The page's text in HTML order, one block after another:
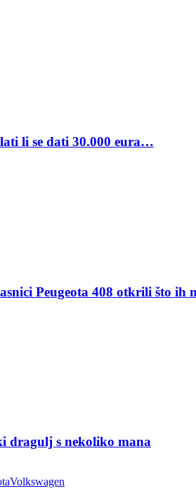
li se dati 30.000 eura…
Peugeota 408 otkrili što ih
dragulj s nekoliko mana
Volkswagen